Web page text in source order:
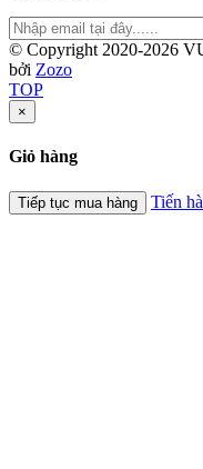
© Copyright 2020-2026
bởi Zozo
TOP
×
Giỏ hàng
Tiếp tục mua hàng Tiến